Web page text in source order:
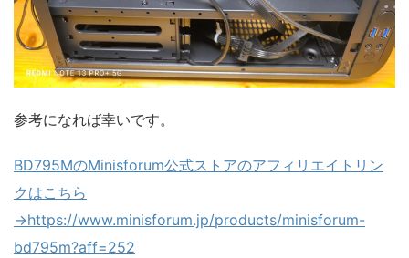
参考になれば幸いです。
BD795MのMinisforum公式ストアのアフィリエイトリン
クはこちら
→https://www.minisforum.jp/products/minisforum-
bd795m?aff=252